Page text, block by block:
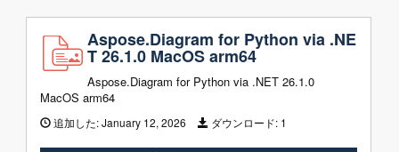
Aspose.Diagram for Python via .NE
T 26.1.0 MacOS arm64
Aspose.Diagram for Python via .NET 26.1.0
MacOS arm64
追加した:January 12, 2026 ダウンロード: 1